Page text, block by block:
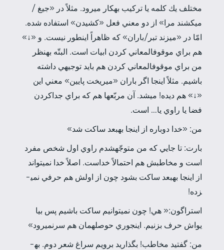
مختلف يك كلمه يا تركيب به­كار مي­رود. مثلاً در «جيغ /
مي­كشند مرا» از دو معني فعل «كشيدن» استفاده شده.
امّا در «مي­زند تبر/باران» كه ظاهراً اين­طور نيست. و «↓»
هم براي موقوف­المعاني كردن ابيات است. البتّه به­نظر
من براي موقوف­المعاني كردن هم بايد توجيهي داشته
باشيم. مثلاً اينجا اگر باران «مي­ريخت پايين» معني اين
«↓» هم ديده! مي­شد. آن مربّع­ها هم كه براي جدا­كردن
فضا يا راوي يا… است.
من: «خدا دوباره از اينجا به­بعد ساكت شد»
بارت: تا جايي كه من متوجّه­شدم راوي اول شخص مفرد
است و مخاطبش هم احتمالاً خداست. اصلاً خدا نمي­تواند
از اينجا به­بعد ساكت بشود چون از اولش هم حرفي نمي­
زده!
استراگون:« هي! چون نمي­توانيم ساكت باشيم پس بيا
يواش حرف بزنيم. اين­جوري حوصله­مان هم سر­نمي­رود»
من: گفتيد مخاطب! بگذاريد برويم سراغ شعر دوم. به­